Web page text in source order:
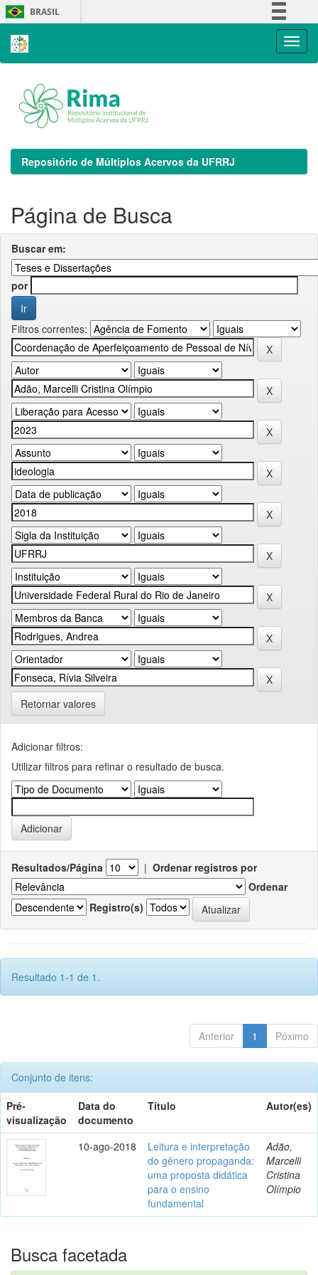
Skip
navigation
BRASIL
Repositório de Múltiplos Acervos da UFRRJ
Página de Busca
Buscar em:
por
Filtros correntes:
Retornar valores
Adicionar filtros:
Utilizar filtros para refinar o resultado de busca.
Resultados/Página | Ordenar registros por
Ordenar
Registro(s)
Resultado 1-1 de 1.
Anterior 1 Póximo
Conjunto de itens:
Pré-
visualização
Data do
documento
Título Autor(es)
10-ago-2018
Leitura e interpretação
do gênero propaganda:
uma proposta didática
para o ensino
fundamental
Adão,
Marcelli
Cristina
Olímpio
Busca facetada